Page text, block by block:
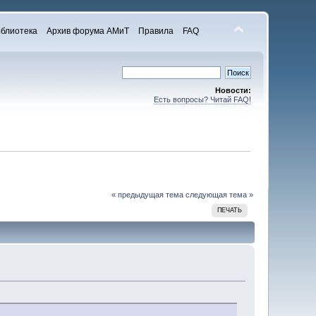
Архив форума АМиТ Правила FAQ
Новости:
Есть вопросы? Читай FAQ!
« предыдущая тема следующая тема »
ПЕЧАТЬ